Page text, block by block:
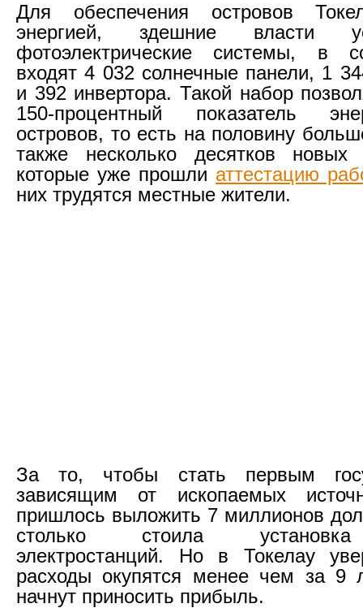
Для обеспечения островов
энергией, здешние власти
фотоэлектрические системы, в
входят 4 032 солнечные панели, 1
и 392 инвертора. Такой набор
150-процентный показатель
островов, то есть на половину
также несколько десятков новых
которые уже прошли аттестацию
них трудятся местные жители.
За то, чтобы стать первым
зависящим от ископаемых
пришлось выложить 7 миллионов
столько стоила
электростанций. Но в Токелау
расходы окупятся менее чем за 9
начнут приносить прибыль.